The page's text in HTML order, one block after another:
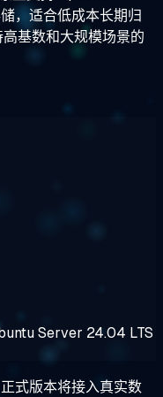
，适合低成本长期归
基数和大规模场景的
Server 24.04 LTS
式版本将接入真实数